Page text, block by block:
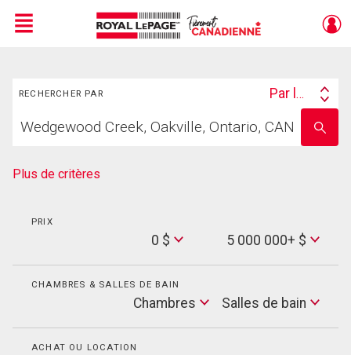
Menu
RECHERCHER PAR
Search
Par lieu
votre
nom
Plus de critères
PRIX
0 $
Max
Price
5 000 000+ $
CHAMBRES & SALLES DE BAIN
Chambres
Salles
de
Salles de bain
ACHAT OU LOCATION